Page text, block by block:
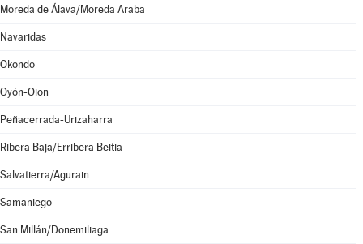
Moreda de Álava/Moreda Araba
Navaridas
Okondo
Oyón-Oion
Peñacerrada-Urizaharra
Ribera Baja/Erribera Beitia
Salvatierra/Agurain
Samaniego
San Millán/Donemiliaga